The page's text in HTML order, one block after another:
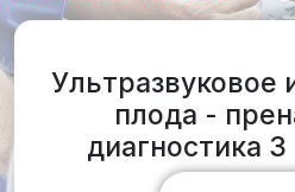
Ультразвуковое
плода -
диагностика